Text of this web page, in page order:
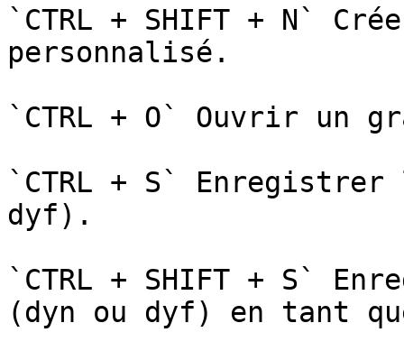
`CTRL + SHIFT + N`
personnalisé.
`CTRL + O` Ouvrir un
`CTRL + S`
dyf).
`CTRL + SHIFT + S`
(dyn ou dyf) en tant